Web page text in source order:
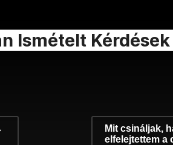
Ismételt Kérdések
Mit csináljak,
elfelejtettem a